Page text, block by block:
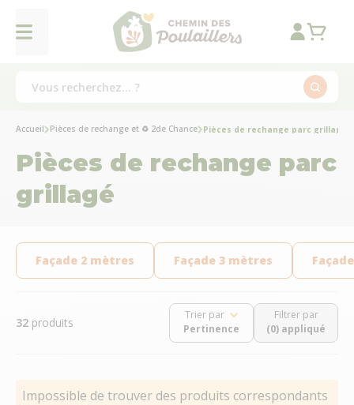
Accueil Pièces de rechange et ♻ 2de Chance Pièces de rechange parc grillagé
Pièces de rechange parc
grillagé
Façade 2 mètres Façade 3 mètres
32 produits
Trier par
Filtrer par
(0) appliqué
Impossible de trouver des produits correspondants